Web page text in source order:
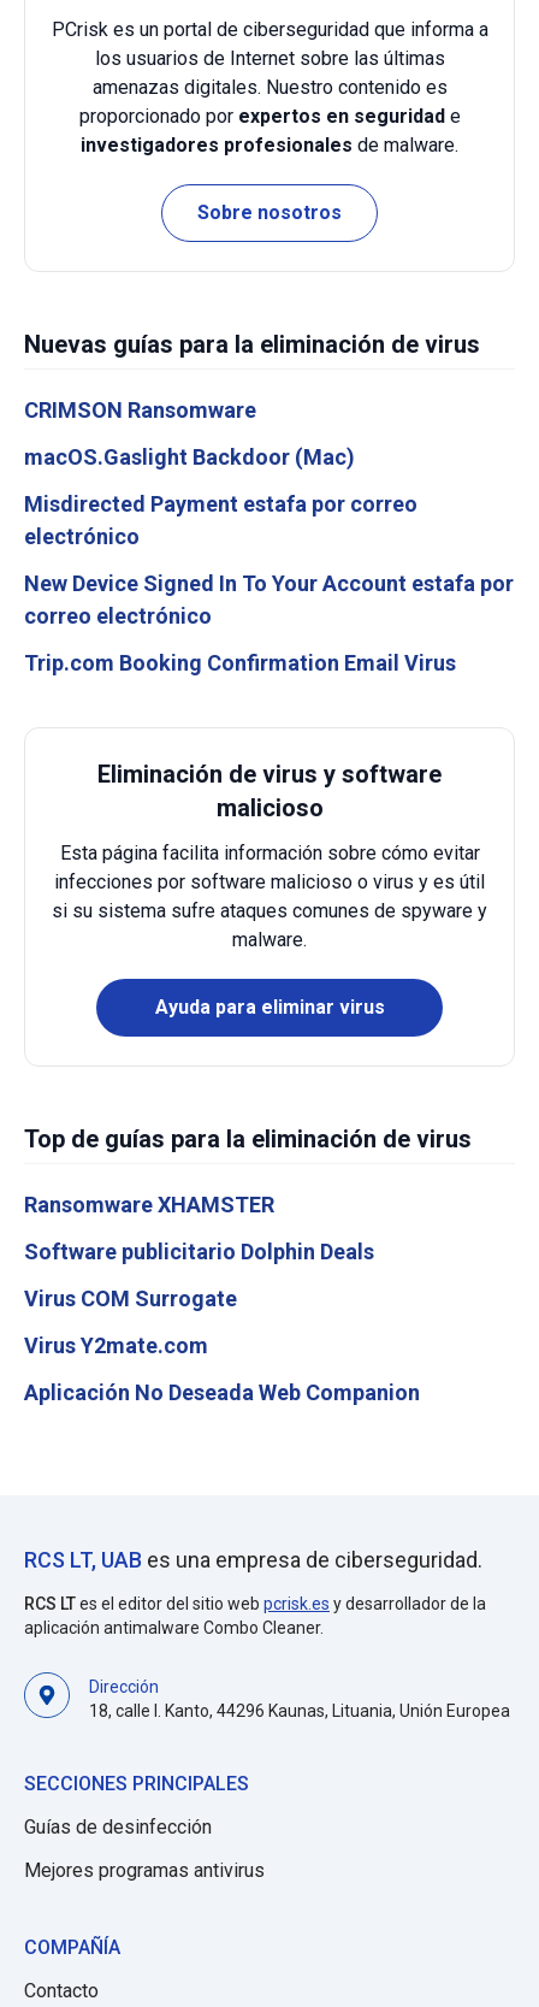
PCrisk es un portal de ciberseguridad que informa a
los usuarios de Internet sobre las últimas
amenazas digitales. Nuestro contenido es
proporcionado por expertos en seguridade
investigadores profesionales de malware.
Sobre nosotros
Nuevas guías para la eliminación de virus
CRIMSON Ransomware
macOS.Gaslight Backdoor (Mac)
Misdirected Payment estafa por correo
electrónico
New Device Signed In To Your Account estafa por
correo electrónico
Trip.com Booking Confirmation Email Virus
Eliminación de virus y software
malicioso
Esta página facilita información sobre cómo evitar
infecciones por software malicioso o virus y es útil
si su sistema sufre ataques comunes de spyware y
malware.
Ayuda para eliminar virus
Top de guías para la eliminación de virus
Ransomware XHAMSTER
Software publicitario Dolphin Deals
Virus COM Surrogate
Virus Y2mate.com
Aplicación No Deseada Web Companion
RCS LT, UAB es una empresa de ciberseguridad.
RCS LTes el editor del sitio web pcrisk.es y desarrollador de la
aplicación antimalware Combo Cleaner.
Dirección
18, calle I. Kanto, 44296 Kaunas, Lituania, Unión Europea
SECCIONES PRINCIPALES
Guías de desinfección
Mejores programas antivirus
COMPAÑÍA
Contacto